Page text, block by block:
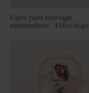
Faire part mariage
minimaliste - Effet liege